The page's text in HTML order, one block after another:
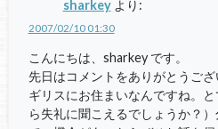
sharkey より:
2007/02/10 01:30
こんにちは、sharkey です。
先日はコメントをありがとうご
ギリスにお住まいなんですね。
ら失礼に聞こえるでしょうか？